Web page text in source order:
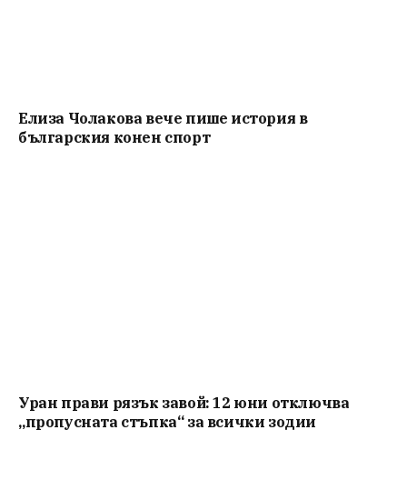
Елиза Чолакова вече пише история в
българския конен спорт
Уран прави рязък завой: 12 юни отключва
„пропусната стъпка“ за всички зодии